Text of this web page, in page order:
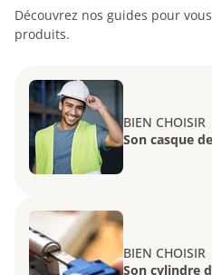
Découvrez nos guides pour
produits.
BIEN CHOISIR
Son casque
BIEN CHOISIR
Son cylindre